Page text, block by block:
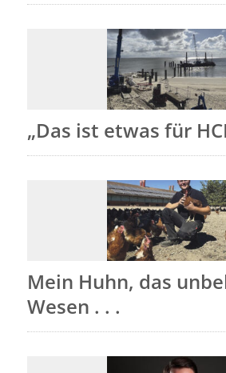
„Das ist etwas für
Mein Huhn, das
Wesen . . .